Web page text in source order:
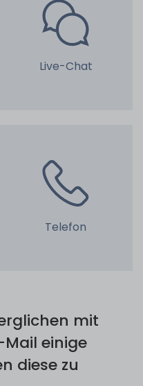
Live-Chat
Telefon
mit
einige
diese zu